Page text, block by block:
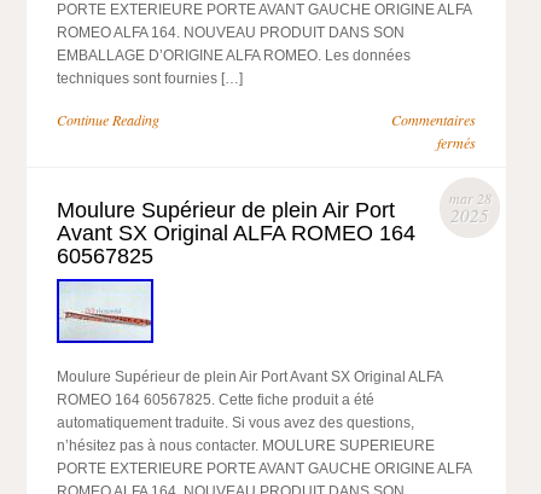
PORTE EXTERIEURE PORTE AVANT GAUCHE ORIGINE ALFA
ROMEO ALFA 164. NOUVEAU PRODUIT DANS SON
EMBALLAGE D’ORIGINE ALFA ROMEO. Les données
techniques sont fournies […]
Continue Reading
Commentaires
fermés
mar 28
2025
Moulure Supérieur de plein Air Port
Avant SX Original ALFA ROMEO 164
60567825
Moulure Supérieur de plein Air Port Avant SX Original ALFA
ROMEO 164 60567825. Cette fiche produit a été
automatiquement traduite. Si vous avez des questions,
n’hésitez pas à nous contacter. MOULURE SUPERIEURE
PORTE EXTERIEURE PORTE AVANT GAUCHE ORIGINE ALFA